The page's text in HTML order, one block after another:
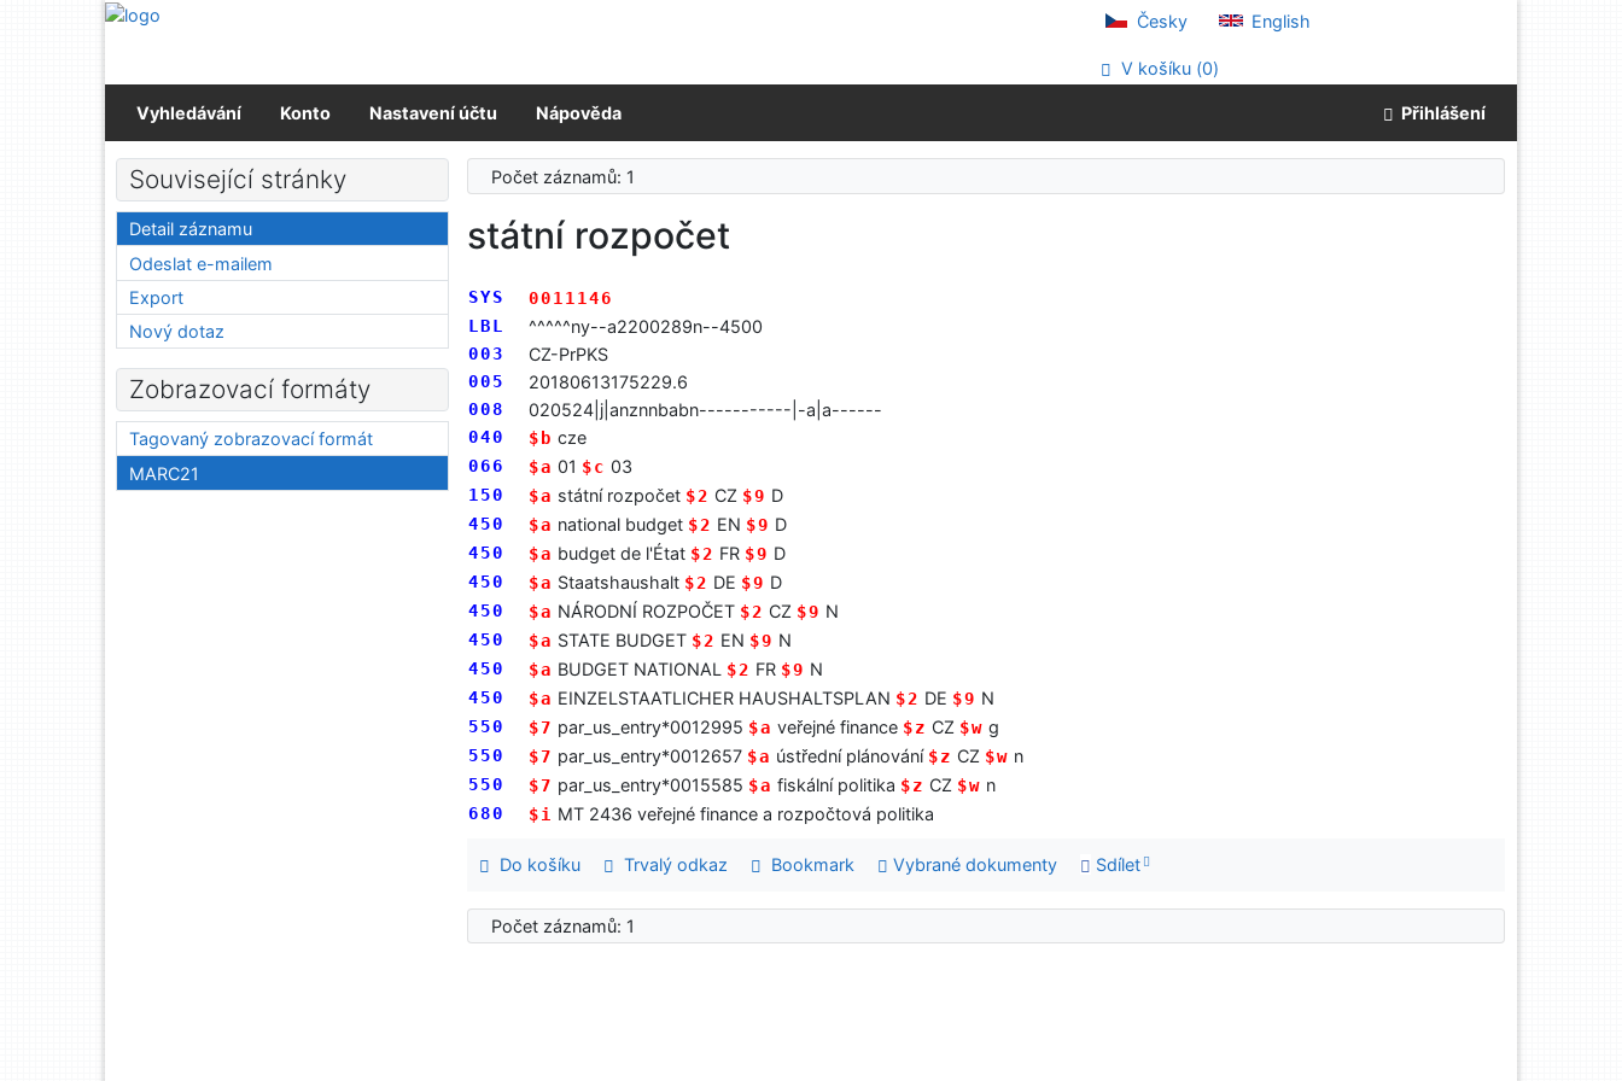
Přejít na obsah
Česky English
V košíku (0)
Vyhledávání Konto Nastavení účtu Nápověda Přihlášení
Počet záznamů: 1
státní rozpočet
SYS
0011146
LBL
^^^^^ny--a2200289n--4500
003 CZ-PrPKS
005 20180613175229.6
008 020524|j|anznnbabn-----------|-a|a------
040 $b cze
066 $a 01 $c 03
150 $a státní rozpočet $2 CZ $9 D
450 $a national budget $2 EN $9 D
450 $a budget de l'État $2 FR $9 D
450 $a Staatshaushalt $2 DE $9 D
450 $a NÁRODNÍ ROZPOČET $2 CZ $9 N
450 $a STATE BUDGET $2 EN $9 N
450 $a BUDGET NATIONAL $2 FR $9 N
450 $a EINZELSTAATLICHER HAUSHALTSPLAN $2 DE $9 N
550 $7 par_us_entry*0012995 $a veřejné finance $z CZ $w g
550 $7 par_us_entry*0012657 $a ústřední plánování $z CZ $w n
550 $7 par_us_entry*0015585 $a fiskální politika $z CZ $w n
680 $i MT 2436 veřejné finance a rozpočtová politika
Do košíku Trvalý odkaz Bookmark Vybrané dokumenty Sdílet
Počet záznamů: 1
Související stránky
Detail záznamu
Odeslat e-mailem
Export
Nový dotaz
Zobrazovací formáty
Tagovaný zobrazovací formát
MARC21